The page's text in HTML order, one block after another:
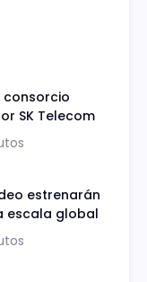
consorcio
SK Telecom
estrenarán
a escala global